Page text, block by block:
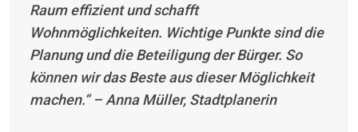
Raum effizient und schafft
Wohnmöglichkeiten. Wichtige Punkte sind die
Planung und die Beteiligung der Bürger. So
können wir das Beste aus dieser Möglichkeit
machen.“ – Anna Müller, Stadtplanerin